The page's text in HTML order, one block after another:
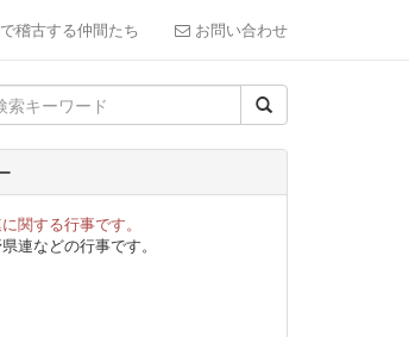
稽古する仲間たち お問い合わせ
関する行事です。
連などの行事です。